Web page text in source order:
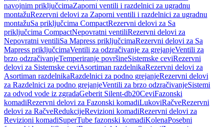
navojnim priključcimaZaporni ventili i razdelnici za ugradnu
montažuRezervni delovi za Zaporni ventili i razdelnici za ugradnu
montažuSa priključcima CompactRezervni delovi za Sa
priključcima CompactNepovratni ventiliRezervni delovi za
Nepovratni ventiliSa Mapress priključcimaRezervni delovi za Sa
Mapress priključcimaVentili za odzračivanje za grejanjeVentili za
brzo odzračivanjeTemperiranje površineSistemske ceviRezervni
delovi za Sistemske ceviAsortiman razdelnikaRezervni delovi za
Asortiman razdelnikaRazdelnici za podno grejanjeRezervni delovi
za Razdelnici za podno grejanjeVentili za brzo odzračivanjeSistemi
za odvod vode iz zgradaGeberit Silent-db20CeviFazonski
komadiRezervni delovi za Fazonski komadiLukoviRačveRezervni
delovi za RačveRedukcijeRevizioni komadiRezervni delovi za
Revizioni komadiSuperTube fazonski komadiKolenaPosebni